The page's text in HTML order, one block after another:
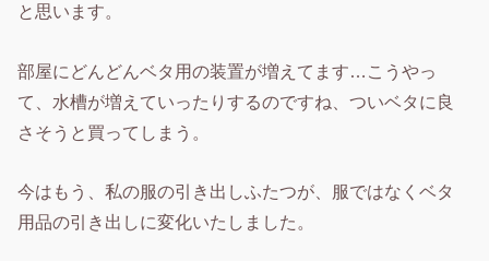
と思います。
部屋にどんどんベタ用の装置が増えてます…こうやっ
て、水槽が増えていったりするのですね、ついベタに良
さそうと買ってしまう。
今はもう、私の服の引き出しふたつが、服ではなくベタ
用品の引き出しに変化いたしました。